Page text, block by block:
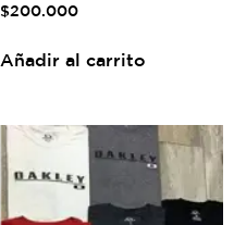
$200.000
Añadir al carrito